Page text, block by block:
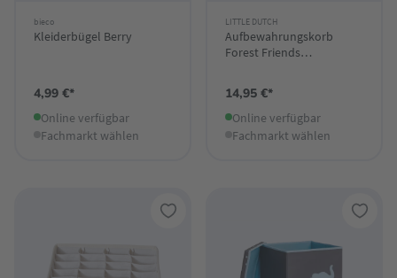
bieco
Kleiderbügel Berry
4,99 €*
Online verfügbar
Fachmarkt wählen
LITTLE DUTCH
Aufbewahrungskorb
Forest Friends
14,95 €*
Online verfügbar
Fachmarkt wählen